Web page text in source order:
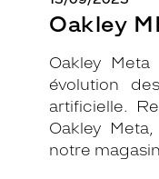
Oakley
Oakley
évolution
artificielle.
Oakley
notre